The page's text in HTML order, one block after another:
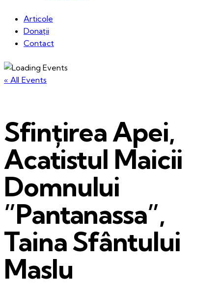
Articole
Donații
Contact
« All Events
Sfințirea Apei,
Acatistul Maicii
Domnului
”Pantanassa”,
Taina Sfântului
Maslu